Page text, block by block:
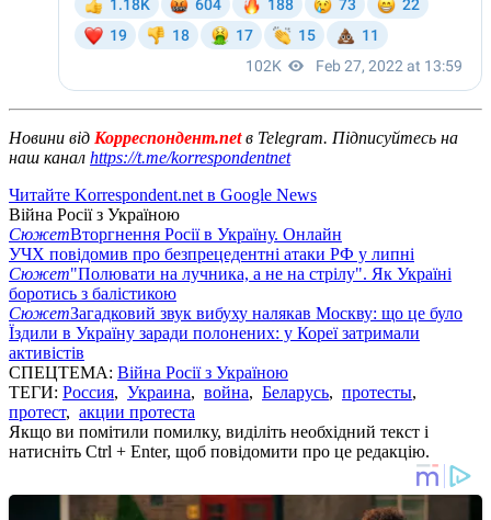
Новини від Корреспондент.netв Telegram. Підписуйтесь на
наш канал https://t.me/korrespondentnet
Читайте Korrespondent.net в Google News
Війна Росії з Україною
СюжетВторгнення Росії в Україну. Онлайн
УЧХ повідомив про безпрецедентні атаки РФ у липні
Сюжет"Полювати на лучника, а не на стрілу". Як Україні
боротись з балістикою
СюжетЗагадковий звук вибуху налякав Москву: що це було
Їздили в Україну заради полонених: у Кореї затримали
активістів
СПЕЦТЕМА: Війна Росії з Україною
ТЕГИ: Россия, Украина, война, Беларусь, протесты,
протест, акции протеста
Якщо ви помітили помилку, виділіть необхідний текст і
натисніть Ctrl + Enter, щоб повідомити про це редакцію.